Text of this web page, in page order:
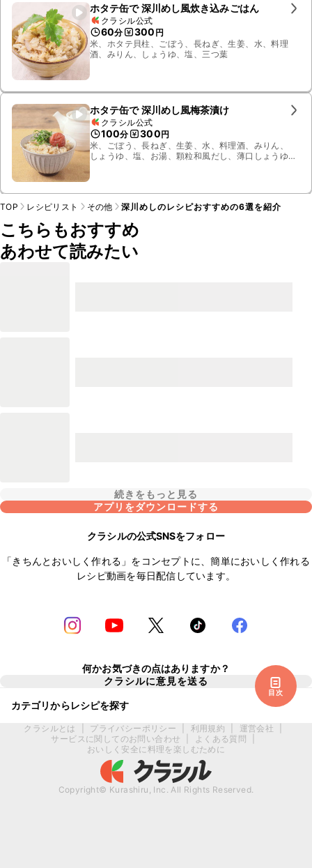
ホタテ缶で 深川めし風炊き込みごはん
クラシル公式
60分 300 円
米、ホタテ貝柱、ごぼう、長ねぎ、生姜、水、料理
酒、みりん、しょうゆ、塩、三つ葉
ホタテ缶で 深川めし風梅茶漬け
クラシル公式
100分 300円
米、ごぼう、長ねぎ、生姜、水、料理酒、みりん、
しょうゆ、塩、お湯、顆粒和風だし、薄口しょうゆ、
目次
TOP レシピリスト その他 深川めしのレシピおすすめの6選を紹介
こちらもおすすめ
あわせて読みたい
続きをもっと見る
アプリをダウンロードする
クラシルの公式SNSをフォロー
「きちんとおいしく作れる」をコンセプトに、簡単においしく作れる
レシピ動画を毎日配信しています。
何かお気づきの点はありますか？
クラシルに意見を送る
カテゴリからレシピを探す
クラシルとは プライバシーポリシー 利用規約 運営会社
サービスに関してのお問い合わせ
よくある質問
おいしく安全に料理を楽しむために
Copyright© Kurashiru, Inc. All Rights Reserved.